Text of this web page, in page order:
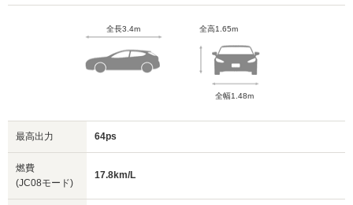
全長3.4m 全高1.65m
全幅1.48m
最高出力 64ps
燃費
(JC08モード)
17.8km/L